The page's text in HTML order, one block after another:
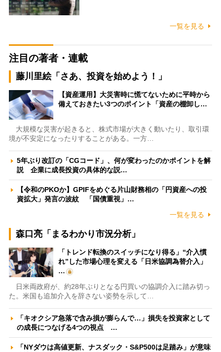
一覧を見る
注目の著者・連載
藤川里絵「さあ、投資を始めよう！」
【資産運用】大災害時に慌てないために平時から
備えておきたい3つのポイント「資産の棚卸し…
大規模な災害が起きると、株式市場が大きく動いたり、取引環
境が不安定になったりすることがある。一方…
5年ぶり改訂の「CGコード」、何が変わったのかポイントを解
説 企業に成長投資の具体的な説…
【令和のPKOか】GPIFをめぐる片山財務相の「円資産への投
資拡大」発言の波紋 「国債重視」…
一覧を見る
森口亮「まるわかり市況分析」
「トレンド転換のスイッチになり得る」“介入慣
れ”した市場心理を変える「日米協調為替介入」
…
日米両政府が、約28年ぶりとなる円買いの協調介入に踏み切っ
た。米国も追加介入を辞さない姿勢を示して…
「キオクシア急落で含み損が膨らんで…」損失を投資家として
の成長につなげる4つの視点 …
「NYダウは高値更新、ナスダック・S&P500は足踏み」が意味